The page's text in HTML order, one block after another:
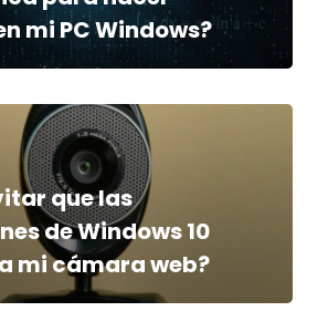
mi PC Windows?
que las
de Windows 10
mi cámara web?